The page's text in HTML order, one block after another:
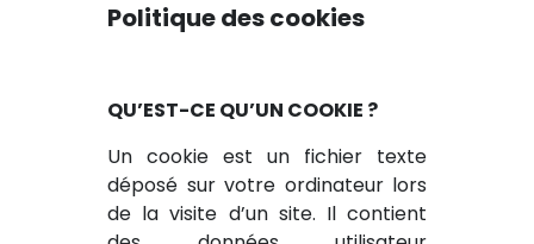
Politique des cookies
QU’EST-CE QU’UN COOKIE ?
Un cookie est un fichier texte
déposé sur votre ordinateur lors
de la visite d’un site. Il contient